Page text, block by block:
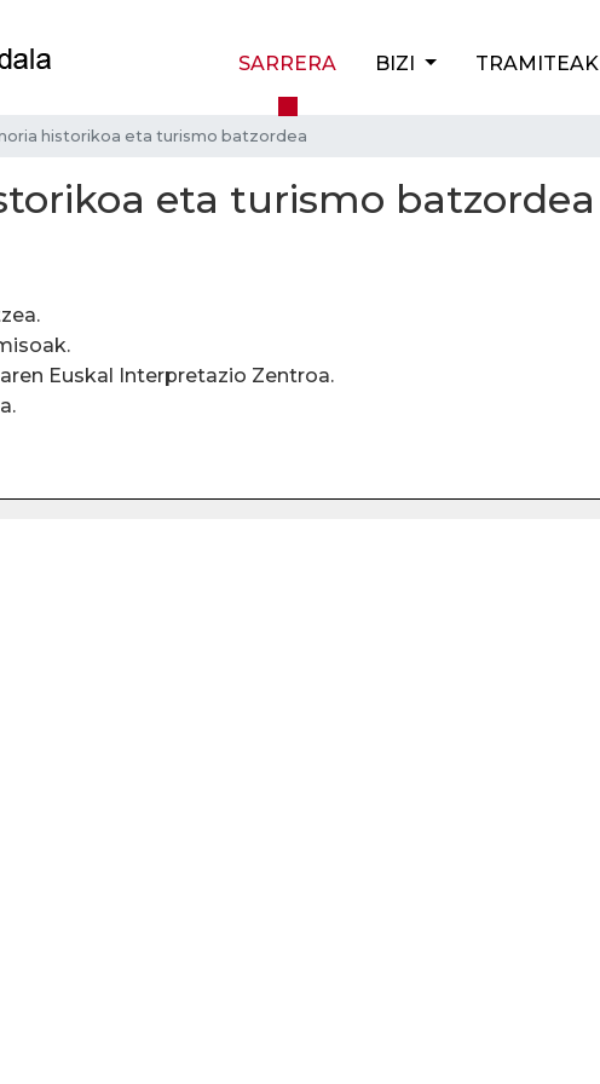
SARRERA BIZI TRAMITEAK
historikoa eta turismo batzordea
eta turismo batzordea
Euskal Interpretazio Zentroa.